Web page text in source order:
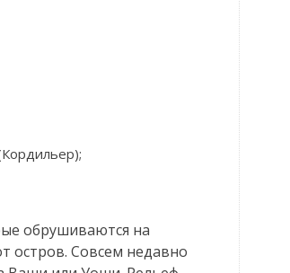
обрушиваются на
остров. Совсем недавно